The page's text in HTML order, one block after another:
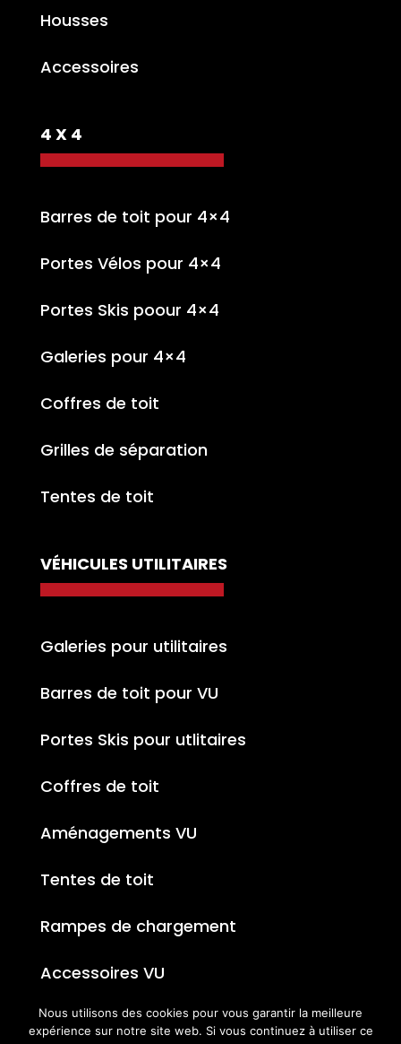
Housses
Accessoires
4 X 4
Barres de toit pour 4×4
Portes Vélos pour 4×4
Portes Skis poour 4×4
Galeries pour 4×4
Coffres de toit
Grilles de séparation
Tentes de toit
VÉHICULES UTILITAIRES
Galeries pour utilitaires
Barres de toit pour VU
Portes Skis pour utlitaires
Coffres de toit
Aménagements VU
Tentes de toit
Rampes de chargement
Accessoires VU
Nous utilisons des cookies pour vous garantir la meilleure
expérience sur notre site web. Si vous continuez à utiliser ce